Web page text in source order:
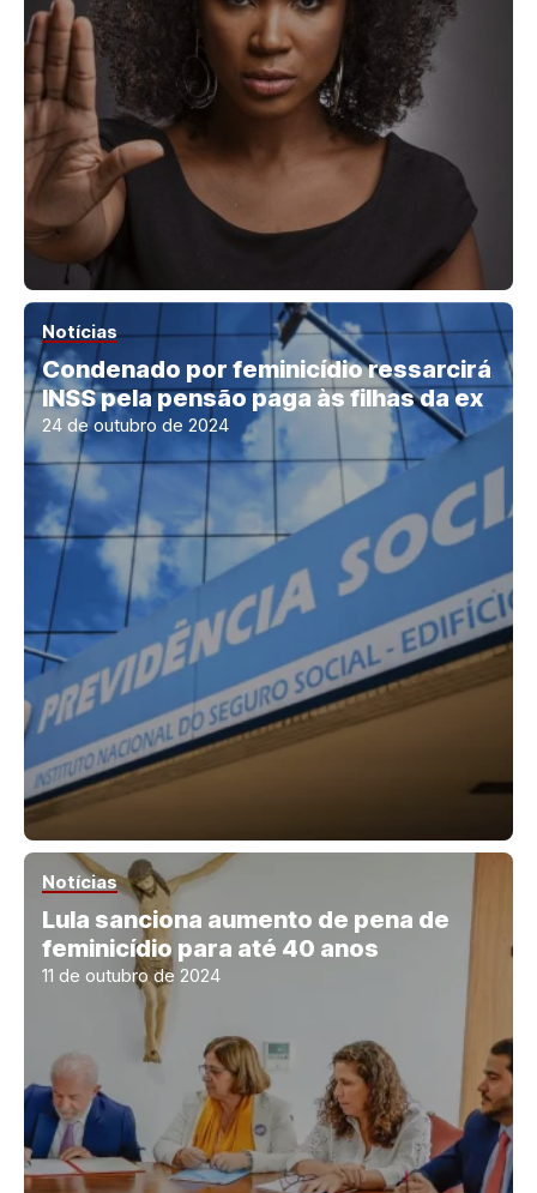
Notícias
Condenado por feminicídio ressarcirá
INSS pela pensão paga às filhas da ex
24 de outubro de 2024
Notícias
Lula sanciona aumento de pena de
feminicídio para até 40 anos
11 de outubro de 2024